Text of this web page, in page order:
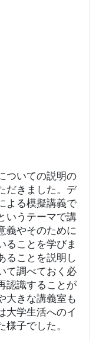
ついての説明の
だきました。デ
よる模擬講義で
いうテーマで講
義やそのために
ることを学びま
ることを説明し
て調べておく必
認識することが
大きな講義室も
大学生活へのイ
様子でした。